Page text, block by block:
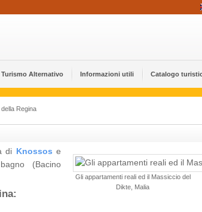
Turismo Alternativo Informazioni utili Catalogo
della Regina
Gli appartamenti reali ed il Massiccio del
Dikte, Malia
di Knossos e
(Bacino